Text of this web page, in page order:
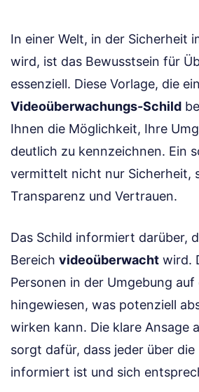
In einer Welt, in der Sicherheit
wird, ist das Bewusstsein für
essenziell. Diese Vorlage, die ein
Videoüberwachungs-Schild
Ihnen die Möglichkeit, Ihre
deutlich zu kennzeichnen. Ein
vermittelt nicht nur Sicherheit,
Transparenz und Vertrauen.
Das Schild informiert darüber,
Bereich videoüberwacht wird.
Personen in der Umgebung
hingewiesen, was potenziell
wirken kann. Die klare Ansage
sorgt dafür, dass jeder über die
informiert ist und sich